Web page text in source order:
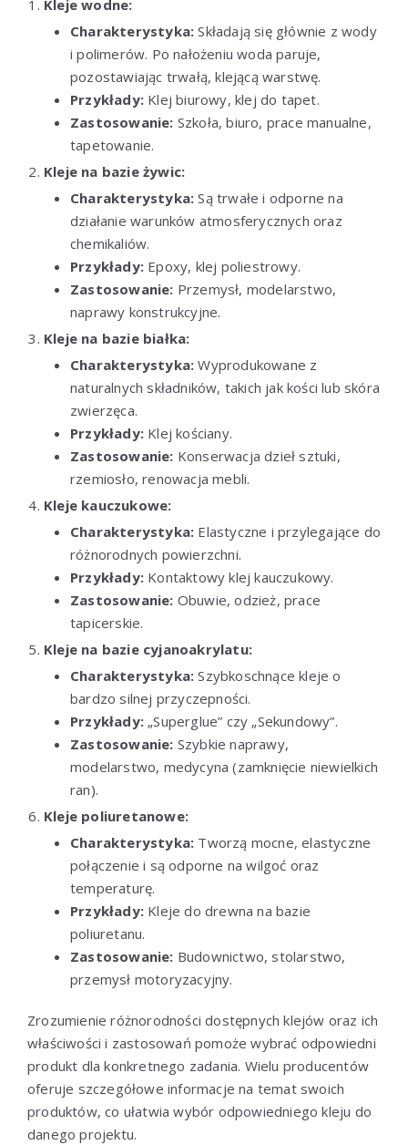
Kleje wodne:
Charakterystyka: Składają się głównie z wody
i polimerów. Po nałożeniu woda paruje,
pozostawiając trwałą, klejącą warstwę.
Przykłady: Klej biurowy, klej do tapet.
Zastosowanie: Szkoła, biuro, prace manualne,
tapetowanie.
Kleje na bazie żywic:
Charakterystyka: Są trwałe i odporne na
działanie warunków atmosferycznych oraz
chemikaliów.
Przykłady: Epoxy, klej poliestrowy.
Zastosowanie: Przemysł, modelarstwo,
naprawy konstrukcyjne.
Kleje na bazie białka:
Charakterystyka: Wyprodukowane z
naturalnych składników, takich jak kości lub skóra
zwierzęca.
Przykłady: Klej kościany.
Zastosowanie: Konserwacja dzieł sztuki,
rzemiosło, renowacja mebli.
Kleje kauczukowe:
Charakterystyka: Elastyczne i przylegające do
różnorodnych powierzchni.
Przykłady: Kontaktowy klej kauczukowy.
Zastosowanie: Obuwie, odzież, prace
tapicerskie.
Kleje na bazie cyjanoakrylatu:
Charakterystyka: Szybkoschnące kleje o
bardzo silnej przyczepności.
Przykłady: „Superglue” czy „Sekundowy”.
Zastosowanie: Szybkie naprawy,
modelarstwo, medycyna (zamknięcie niewielkich
ran).
Kleje poliuretanowe:
Charakterystyka: Tworzą mocne, elastyczne
połączenie i są odporne na wilgoć oraz
temperaturę.
Przykłady: Kleje do drewna na bazie
poliuretanu.
Zastosowanie: Budownictwo, stolarstwo,
przemysł motoryzacyjny.
Zrozumienie różnorodności dostępnych klejów oraz ich
właściwości i zastosowań pomoże wybrać odpowiedni
produkt dla konkretnego zadania. Wielu producentów
oferuje szczegółowe informacje na temat swoich
produktów, co ułatwia wybór odpowiedniego kleju do
danego projektu.